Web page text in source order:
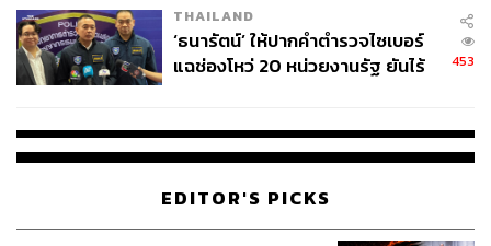
THAILAND
‘ธนารัตน์’ ให้ปากคำตำรวจไซเบอร์
แฉช่องโหว่ 20 หน่วยงานรัฐ ยันไร้
453
EDITOR'S PICKS